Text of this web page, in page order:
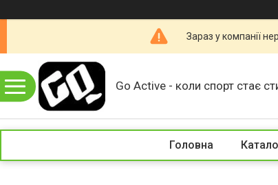
Зараз у компанії
Go Active - коли спорт стає
Головна